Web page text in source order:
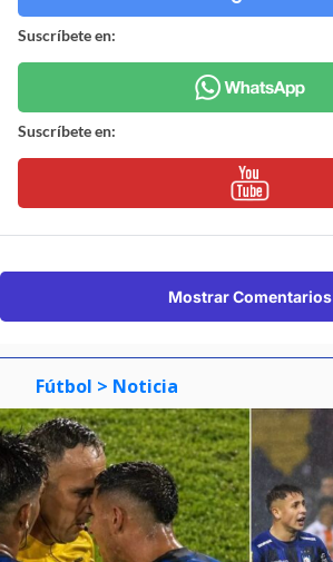
Suscríbete en:
Suscríbete en:
Mostrar Comentarios
Fútbol > Noticia